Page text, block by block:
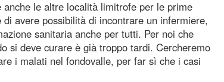
le altre località limitrofe per le prime
avere possibilità di incontrare un infermiere,
sanitaria anche per tutti. Per noi che
si deve curare è già troppo tardi. Cercheremo
i malati nel fondovalle, per far sì che i casi